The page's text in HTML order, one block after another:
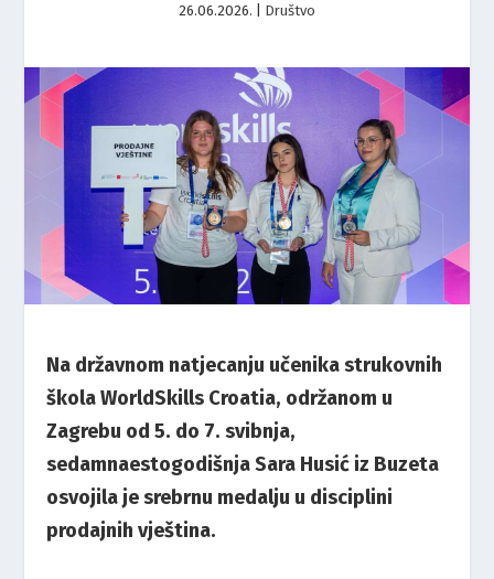
26.06.2026. Društvo
Na državnom natjecanju učenika strukovnih
škola WorldSkills Croatia, održanom u
Zagrebu od 5. do 7. svibnja,
sedamnaestogodišnja Sara Husić iz Buzeta
osvojila je srebrnu medalju u disciplini
prodajnih vještina.